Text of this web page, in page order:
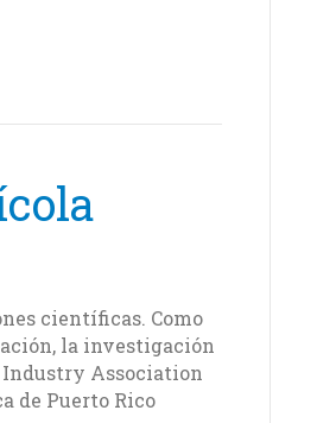
científicas. Como
la investigación
Association
de Puerto Rico